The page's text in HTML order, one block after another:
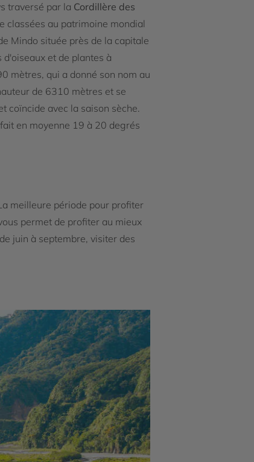
traversé par la Cordillère des
classées au patrimoine mondial
Mindo située près de la capitale
et de plantes à
mètres, qui a donné son nom au
de 6310 mètres et se
coïncide avec la saison sèche.
en moyenne 19 à 20 degrés
meilleure période pour profiter
permet de profiter au mieux
juin à septembre, visiter des